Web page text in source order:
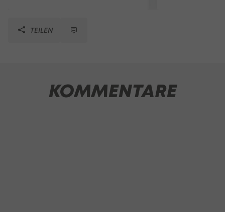
TEILEN
KOMMENTARE